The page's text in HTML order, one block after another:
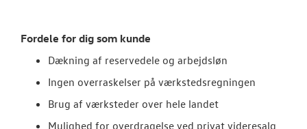
Fordele for dig som kunde
Dækning af reservedele og arbejdsløn
Ingen overraskelser på værkstedsregningen
Brug af værksteder over hele landet
Mulighed for overdragelse ved privat videresalg